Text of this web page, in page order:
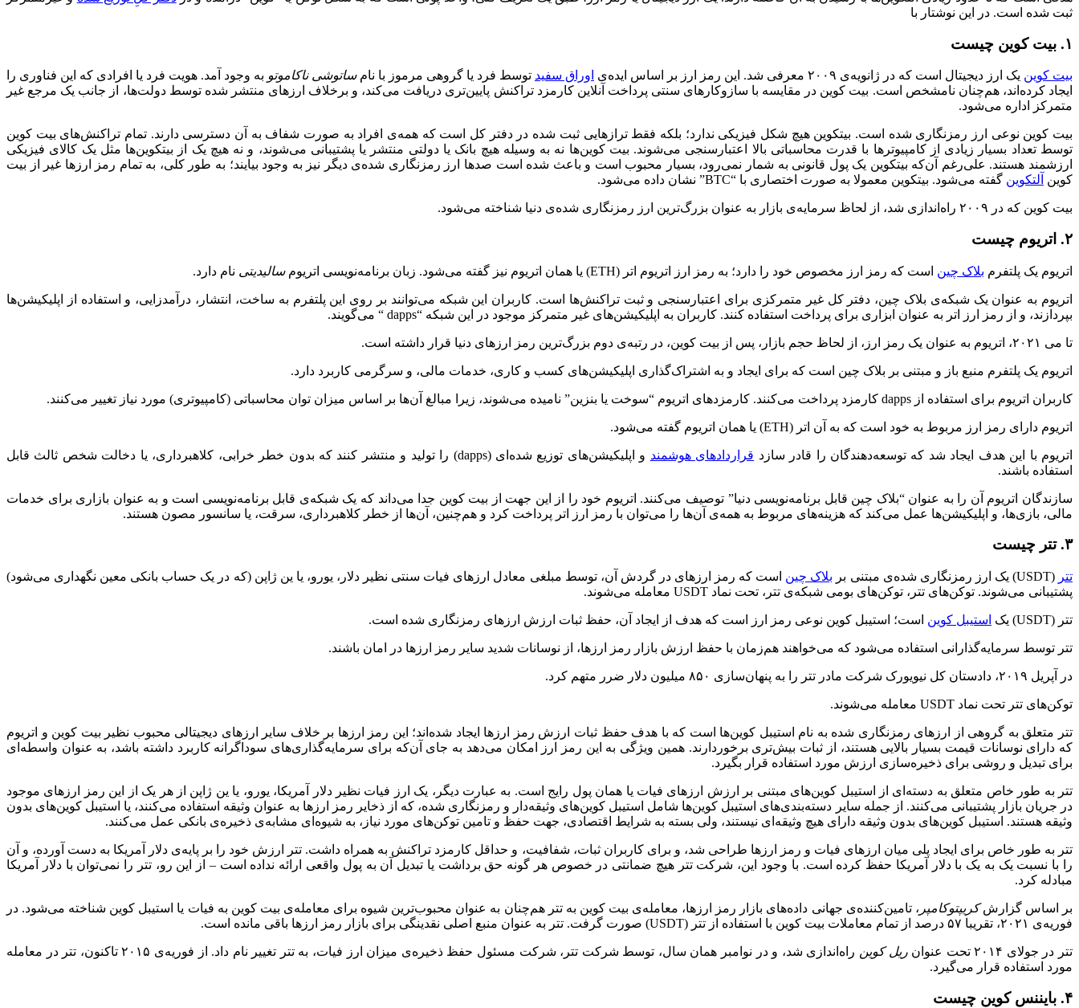
ثبت شده است. در این نوشتار با
۱. بیت کوین چیست
بیت کوین یک ارز دیجیتال است که در ژانویه‌ی ۲۰۰۹ معرفی شد. این رمز ارز بر اساس ایده‌ی اوراق سفید توسط فرد یا گروهی مرموز با نامساتوشی ناکاموتو به وجود آمد. هویت فرد یا افرادی که این فناوری را
ایجاد کرده‌اند، هم‌چنان نامشخص است. بیت کوین در مقایسه‌ با سازوکارهای سنتی پرداخت آنلاین کارمزد تراکنش پایین‌تری دریافت می‌کند، و برخلاف ارزهای منتشر شده توسط دولت‌ها، از جانب یک مرجع غیر
متمرکز اداره می‌شود.
بیت کوین نوعی ارز رمزنگاری شده است. بیتکوین هیچ شکل فیزیکی ندارد؛ بلکه فقط ترازهایی ثبت شده در دفتر کل است که همه‌ی افراد به صورت شفاف به آن دسترسی دارند. تمام تراکنش‌های بیت کوین
توسط تعداد بسیار زیادی از کامپیوترها با قدرت محاسباتی بالا اعتبارسنجی می‌شوند. بیت کوین‌ها نه به وسیله هیچ بانک یا دولتی منتشر یا پشتیبانی می‌شوند، و نه هیچ یک از بیتکوین‌ها مثل یک کالای فیزیکی
ارزشمند هستند. علی‌رغم آن‌که بیتکوین یک پول قانونی به شمار نمی‌رود، بسیار محبوب است و باعث شده است صدها ارز رمزنگاری شده‌ی دیگر نیز به وجود بیایند؛ به طور کلی، به تمام رمز ارزها غیر از بیت
کوین آلتکوین گفته می‌شود. بیتکوین معمولا به صورت اختصاری با “‌BTC‌” نشان داده می‌شود.
بیت کوین که در ۲۰۰۹ راه‌اندازی شد، از لحاظ سرمایه‌ی بازار به عنوان بزرگ‌ترین ارز رمزنگاری شده‌ی دنیا شناخته می‌شود.
۲. اتریوم چیست
اتریوم یک پلتفرم بلاک چین است که رمز ارز مخصوص خود را دارد؛ به رمز ارز اتریوم اتر (ETH) یا همان اتریوم نیز گفته می‌شود. زبان برنامه‌نویسی اتریوم سالیدیتی نام دارد.
اتریوم به عنوان یک شبکه‌ی بلاک چین، دفتر کل غیر متمرکزی برای اعتبارسنجی و ثبت تراکنش‌ها است. کاربران این شبکه می‌توانند بر روی این پلتفرم به ساخت، انتشار، درآمدزایی، و استفاده از اپلیکیشن‌ها
بپردازند، و از رمز ارز اتر به عنوان ابزاری برای پرداخت استفاده کنند. کاربران به اپلیکیشن‌های غیر متمرکز موجود در این شبکه “‌dapps “‌ می‌گویند.
تا می ۲۰۲۱، اتریوم به عنوان یک رمز ارز، از لحاظ حجم بازار، پس از بیت کوین، در رتبه‌ی دوم بزرگ‌ترین رمز ارزهای دنیا قرار داشته است.
اتریوم یک پلتفرم منبع باز و مبتنی بر بلاک چین است که برای ایجاد و به اشتراک‌گذاری اپلیکیشن‌های کسب و کاری، خدمات مالی، و سرگرمی کاربرد دارد.
کاربران اتریوم برای استفاده از dapps کارمزد پرداخت می‌کنند. کارمزدهای اتریوم “‌سوخت یا بنزین‌”‌ نامیده می‌شوند، زیرا مبالغ آن‌ها بر اساس میزان توان محاسباتی (کامپیوتری) مورد نیاز تغییر می‌کنند.
اتریوم دارای رمز ارز مربوط به خود است که به آن اتر (ETH) یا همان اتریوم گفته می‌شود.
اتریوم با این هدف ایجاد شد که توسعه‌دهندگان را قادر سازد قراردادهای هوشمند
و اپلیکیشن‌های توزیع شده‌ای (dapps) را تولید و منتشر کنند که بدون خطر خرابی، کلاهبرداری، یا دخالت شخص ثالث قابل
استفاده باشند.
سازندگان اتریوم آن را به عنوان “‌بلاک چین قابل برنامه‌نویسی دنیا‌”‌ توصیف می‌کنند. اتریوم خود را از این جهت از بیت کوین جدا می‌داند که یک شبکه‌ی قابل برنامه‌نویسی است و به عنوان بازاری برای خدمات
مالی، بازی‌ها، و اپلیکیشن‌ها عمل می‌کند که هزینه‌های مربوط به همه‌ی آن‌ها را می‌توان با رمز ارز اتر پرداخت کرد و هم‌چنین، آن‌ها از خطر کلاهبرداری، سرقت، یا سانسور مصون هستند.
۳. تتر چیست
تتر (USDT) یک ارز رمزنگاری شده‌ی مبتنی بر بلاک چین است که رمز ارزهای در گردش آن، توسط مبلغی معادل ارزهای فیات سنتی نظیر دلار، یورو، یا ین ژاپن (که در یک حساب بانکی معین نگهداری می‌شود)
پشتیبانی می‌شوند. توکن‌های تتر، توکن‌های بومی شبکه‌ی تتر، تحت نماد USDT معامله می‌شوند.
تتر (USDT) یک استیبل کوین است؛ استیبل کوین نوعی رمز ارز است که هدف از ایجاد آن، حفظ ثبات ارزش ارزهای رمزنگاری شده است.
تتر توسط سرمایه‌گذارانی استفاده می‌شود که می‌‌خواهند هم‌زمان با حفظ ارزش بازار رمز ارزها، از نوسانات شدید سایر رمز ارزها در امان باشند.
در آپریل ۲۰۱۹، دادستان کل نیویورک شرکت مادر تتر را به پنهان‌سازی ۸۵۰ میلیون دلار ضرر متهم کرد.
توکن‌های تتر تحت نماد USDT معامله می‌شوند.
تتر متعلق به گروهی از ارزهای رمزنگاری شده به نام استیبل کوین‌ها است که با هدف حفظ ثبات ارزش رمز ارزها ایجاد شده‌اند؛ این رمز ارزها بر خلاف سایر ارزهای دیجیتالی محبوب نظیر بیت کوین و اتریوم
که دارای نوسانات قیمت بسیار بالایی هستند، از ثبات بیش‌تری برخوردارند. همین ویژگی به این رمز ارز امکان می‌دهد به جای آن‌که برای سرمایه‌گذاری‌های سوداگرانه کاربرد داشته باشد، به عنوان واسطه‌ای
برای تبدیل و روشی برای ذخیره‌سازی ارزش مورد استفاده قرار بگیرد.
تتر به طور خاص متعلق به دسته‌ای از استیبل کوین‌های مبتنی بر ارزش ارزهای فیات یا همان پول رایج است. به عبارت دیگر، یک ارز فیات نظیر دلار آمریکا، یورو، یا ین ژاپن از هر یک از این رمز ارزهای موجود
در جریان بازار پشتیبانی می‌کنند. از جمله سایر دسته‌بندی‌های استیبل کوین‌ها شامل استیبل کوین‌های وثیقه‌دار و رمزنگاری شده، که از ذخایر رمز ارزها به عنوان وثیقه استفاده می‌کنند، یا استیبل کوین‌های بدون
وثیقه هستند. استیبل کوین‌های بدون وثیقه دارای هیچ وثیقه‌ای نیستند، ولی بسته به شرایط اقتصادی، جهت حفظ و تامین توکن‌های مورد نیاز، به شیوه‌ای مشابه‌ی ذخیره‌ی بانکی عمل می‌کنند.
تتر به طور خاص برای ایجاد پلی میان ارزهای فیات و رمز ارزها طراحی شد، و برای کاربران ثبات، شفافیت، و حداقل کارمزد تراکنش به همراه داشت. تتر ارزش خود را بر پایه‌ی دلار آمریکا به دست آورده، و آن
را با نسبت یک به یک با دلار آمریکا حفظ کرده است. با وجود این، شرکت تتر هیچ ضمانتی در خصوص هر گونه حق برداشت یا تبدیل آن به پول واقعی ارائه نداده است – از این رو، تتر را نمی‌توان با دلار آمریکا
مبادله کرد.
بر اساس گزارشکریپتوکامپر ، تامین‌کننده‌ی جهانی داده‌های بازار رمز ارزها، معامله‌ی بیت کوین به تتر هم‌چنان به عنوان محبوب‌ترین شیوه برای معامله‌ی بیت کوین به فیات یا استیبل کوین شناخته می‌شود. در
فوریه‌ی ۲۰۲۱، تقریبا ۵۷ درصد از تمام معاملات بیت کوین با استفاده از تتر (USDT) صورت گرفت. تتر به عنوان منبع اصلی نقدینگی برای بازار رمز ارزها باقی مانده است.
تتر در جولای ۲۰۱۴ تحت عنوان ریل‌ کوین
راه‌اندازی شد، و در نوامبر همان سال، توسط شرکت تتر، شرکت مسئول حفظ ذخیره‌ی میزان ارز فیات، به تتر تغییر نام داد. از فوریه‌ی ۲۰۱۵ تاکنون، تتر در معامله
مورد استفاده قرار می‌گیرد.
۴. بایننس کوین چیست